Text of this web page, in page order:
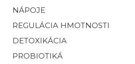
NÁPOJE
REGULÁCIA HMOTNOSTI
DETOXIKÁCIA
PROBIOTIKÁ